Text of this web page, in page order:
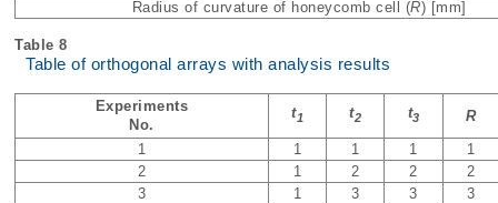
Radius of curvature of honeycomb cell (R) [mm]
Table 8
Table of orthogonal arrays with analysis results
Experiments
No.
t1 t2 t3
R
1
1 1 1
1
2
1 2 2
2
3
1 3 3
3